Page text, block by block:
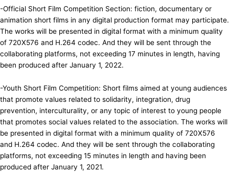
-Official Short Film Competition Section: fiction, documentary or
animation short films in any digital production format may participate.
The works will be presented in digital format with a minimum quality
of 720X576 and H.264 codec. And they will be sent through the
collaborating platforms, not exceeding 17 minutes in length, having
been produced after January 1, 2022.
-Youth Short Film Competition: Short films aimed at young audiences
that promote values related to solidarity, integration, drug
prevention, interculturality, or any topic of interest to young people
that promotes social values related to the association. The works will
be presented in digital format with a minimum quality of 720X576
and H.264 codec. And they will be sent through the collaborating
platforms, not exceeding 15 minutes in length and having been
produced after January 1, 2021.